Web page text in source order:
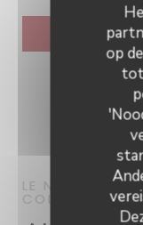
op
tot
LE NEPTUNE
COLLIOURE